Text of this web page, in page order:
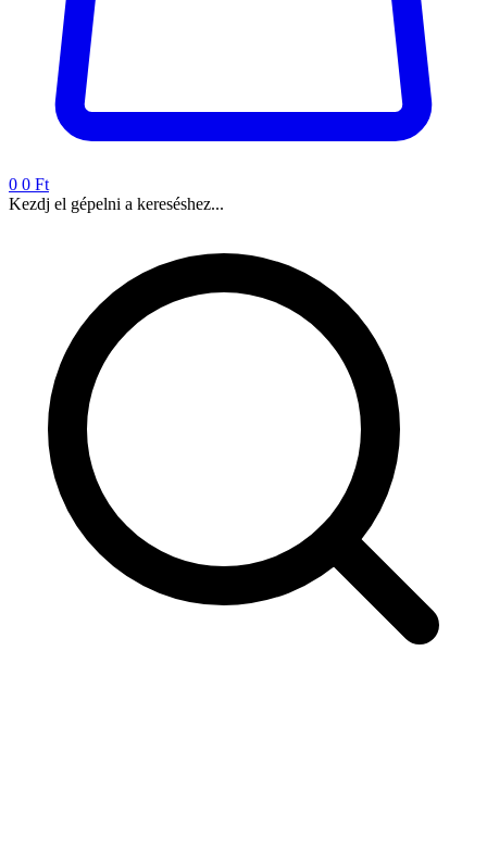
0 0 Ft
Kezdj el gépelni a kereséshez...